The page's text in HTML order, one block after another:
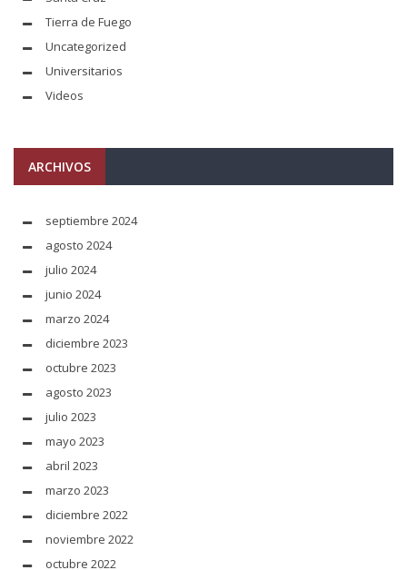
Tierra de Fuego
Uncategorized
Universitarios
Videos
ARCHIVOS
septiembre 2024
agosto 2024
julio 2024
junio 2024
marzo 2024
diciembre 2023
octubre 2023
agosto 2023
julio 2023
mayo 2023
abril 2023
marzo 2023
diciembre 2022
noviembre 2022
octubre 2022